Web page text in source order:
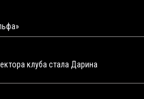
клуба стала Дарина